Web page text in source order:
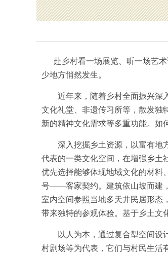
赴乡村看一场展览、听一场艺术
少地方悄然发生。
近年来，随着乡村全面振兴深入
文化礼堂、非遗传习所等，散发独
新的精神文化需求等多重功能。如
深入挖掘乡土资源，以富有地方
代表的一类文化空间，在增强乡土
优先选择能够体现地域文化的材料
号——客家契约。建筑依山坡而建
室内空间参照当地多天井民居形态
带来独特的参观体验。基于乡土文
以人为本，通过复合型空间设计
村剧场等为代表，它们与村民生活